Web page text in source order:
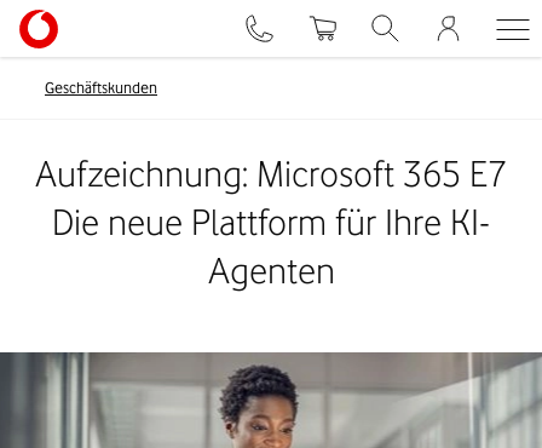
Geschäftskunden
Aufzeichnung: Microsoft 365 E7
Die neue Plattform für Ihre KI-
Agenten